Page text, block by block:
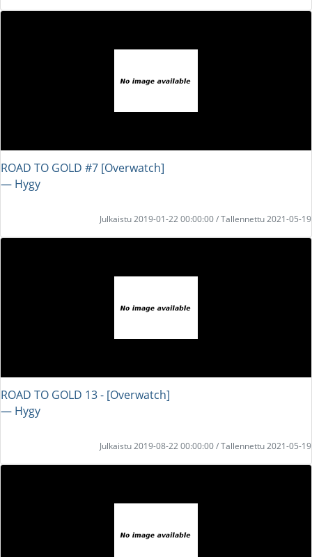
ROAD TO GOLD #7 [Overwatch]
― Hygy
Julkaistu 2019-01-22 00:00:00 / Tallennettu 2021-05-19
ROAD TO GOLD 13 - [Overwatch]
― Hygy
Julkaistu 2019-08-22 00:00:00 / Tallennettu 2021-05-19